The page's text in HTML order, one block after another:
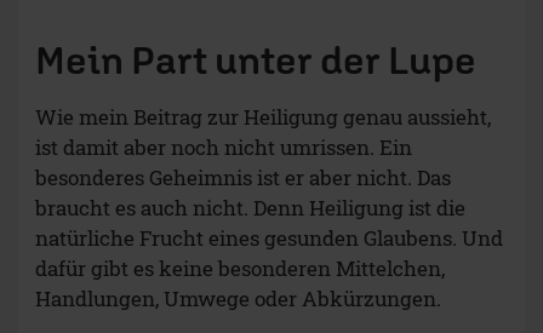
Mein Part unter der Lupe
Wie mein Beitrag zur Heiligung genau aussieht,
ist damit aber noch nicht umrissen. Ein
besonderes Geheimnis ist er aber nicht. Das
braucht es auch nicht. Denn Heiligung ist die
natürliche Frucht eines gesunden Glaubens. Und
dafür gibt es keine besonderen Mittelchen,
Handlungen, Umwege oder Abkürzungen.